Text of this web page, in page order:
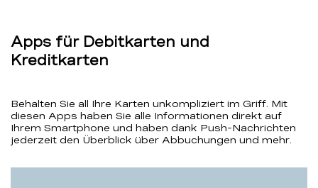
Apps für Debitkarten und
Kreditkarten
Behalten Sie all Ihre Karten unkompliziert im Griff. Mit
diesen Apps haben Sie alle Informationen direkt auf
Ihrem Smartphone und haben dank Push-Nachrichten
jederzeit den Überblick über Abbuchungen und mehr.